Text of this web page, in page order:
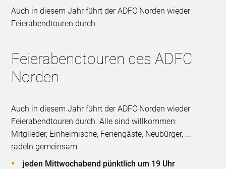
Auch in diesem Jahr führt der ADFC Norden wieder
Feierabendtouren durch.
Feierabendtouren des ADFC
Norden
Auch in diesem Jahr führt der ADFC Norden wieder
Feierabendtouren durch. Alle sind willkommen:
Mitglieder, Einheimische, Feriengäste, Neubürger, ...
radeln gemeinsam
jeden Mittwochabend pünktlich um 19 Uhr